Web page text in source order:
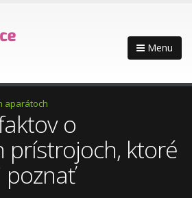
Menu
aparátoch
o
prístrojoch, ktoré
poznať